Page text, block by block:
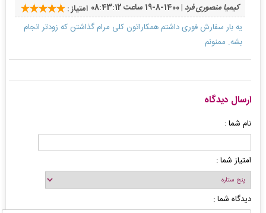
کیمیا منصوری فرد| 1400-8-19 ساعت 08:43:12
امتیاز :
یه بار سفارش فوری داشتم همکاراتون کلی مرام گذاشتن که زودتر انجام
بشه. ممنونم
ارسال دیدگاه
نام شما :
امتیاز شما :
دیدگاه شما :